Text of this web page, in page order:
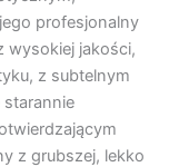
profesjonalny
wysokiej jakości,
z subtelnym
starannie
z grubszej, lekko